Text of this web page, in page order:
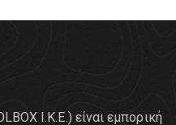
Ι.Κ.Ε.) είναι εμπορική